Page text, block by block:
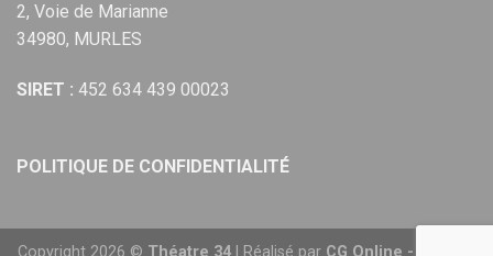
2, Voie de Marianne
34980, MURLES
SIRET : 452 634 439 00023
POLITIQUE DE CONFIDENTIALITÉ